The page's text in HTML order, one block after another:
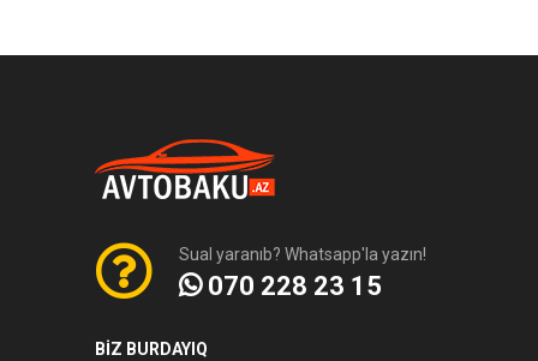
Sual yaranıb? Whatsapp'la yazın!
070 228 23 15
BİZ BURDAYIQ